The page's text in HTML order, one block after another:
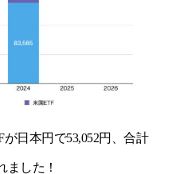
が日本円で53,052円、合計
ました！